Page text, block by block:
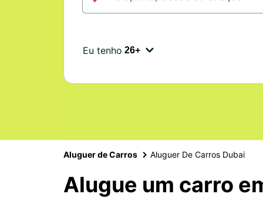
Eu tenho
Aluguer de Carros Aluguer De Carros Dubai
Alugue um carro